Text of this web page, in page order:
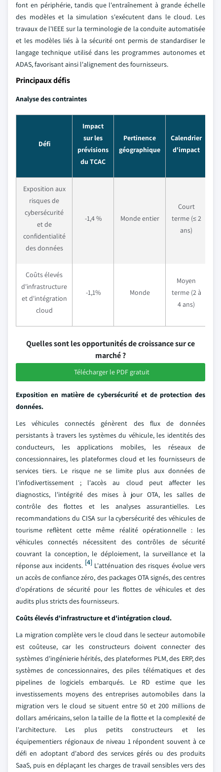
font en périphérie, tandis que l'entraînement à grande échelle
des modèles et la simulation s'exécutent dans le cloud. Les
travaux de l'IEEE sur la terminologie de la conduite automatisée
et les modèles liés à la sécurité ont permis de standardiser le
langage technique utilisé dans les programmes autonomes et
ADAS, favorisant ainsi l'alignement des fournisseurs.
Principaux défis
Analyse des contraintes
Défi
Impact
sur les
prévisions
du TCAC
Pertinence
géographique
Calendrier
d'impact
Exposition aux
risques de
cybersécurité
et de
confidentialité
des données
-1,4 % Monde entier
Court
terme (≤ 2
ans)
Coûts élevés
d'infrastructure
et d'intégration
cloud
-1,1% Monde
Moyen
terme (2 à
4 ans)
Quelles sont les opportunités de croissance sur ce
marché ?
Télécharger le PDF gratuit
Exposition en matière de cybersécurité et de protection des
données.
Les véhicules connectés génèrent des flux de données
persistants à travers les systèmes du véhicule, les identités des
conducteurs, les applications mobiles, les réseaux de
concessionnaires, les plateformes cloud et les fournisseurs de
services tiers. Le risque ne se limite plus aux données de
l'infodivertissement ; l'accès au cloud peut affecter les
diagnostics, l'intégrité des mises à jour OTA, les salles de
contrôle des flottes et les analyses assurantielles. Les
recommandations du CISA sur la cybersécurité des véhicules de
tourisme reflètent cette même réalité opérationnelle : les
véhicules connectés nécessitent des contrôles de sécurité
couvrant la conception, le déploiement, la surveillance et la
réponse aux incidents. [4]L'atténuation des risques évolue vers
un accès de confiance zéro, des packages OTA signés, des centres
d'opérations de sécurité pour les flottes de véhicules et des
audits plus stricts des fournisseurs.
Coûts élevés d'infrastructure et d'intégration cloud.
La migration complète vers le cloud dans le secteur automobile
est coûteuse, car les constructeurs doivent connecter des
systèmes d'ingénierie hérités, des plateformes PLM, des ERP, des
systèmes de concessionnaires, des piles télématiques et des
pipelines de logiciels embarqués. Le RD estime que les
investissements moyens des entreprises automobiles dans la
migration vers le cloud se situent entre 50 et 200 millions de
dollars américains, selon la taille de la flotte et la complexité de
l'architecture. Les plus petits constructeurs et les
équipementiers régionaux de niveau 1 répondent souvent à ce
défi en adoptant d'abord des services gérés ou des produits
SaaS, puis en déplaçant les charges de travail sensibles vers des